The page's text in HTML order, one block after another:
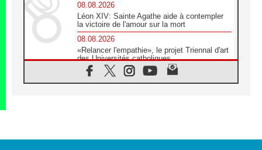
08.08.2026
Léon XIV: Sainte Agathe aide à contempler
la victoire de l'amour sur la mort
08.08.2026
«Relancer l'empathie», le projet Triennal d'art
des Universités catholiques
08.08.2026
Signis 2026, donner la parole aux religieuses
07.08.2026